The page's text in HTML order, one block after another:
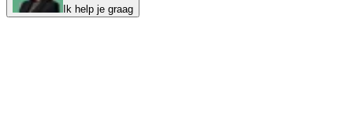
Ik help je graag